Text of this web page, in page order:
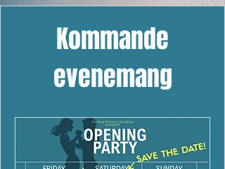
Kommande
evenemang